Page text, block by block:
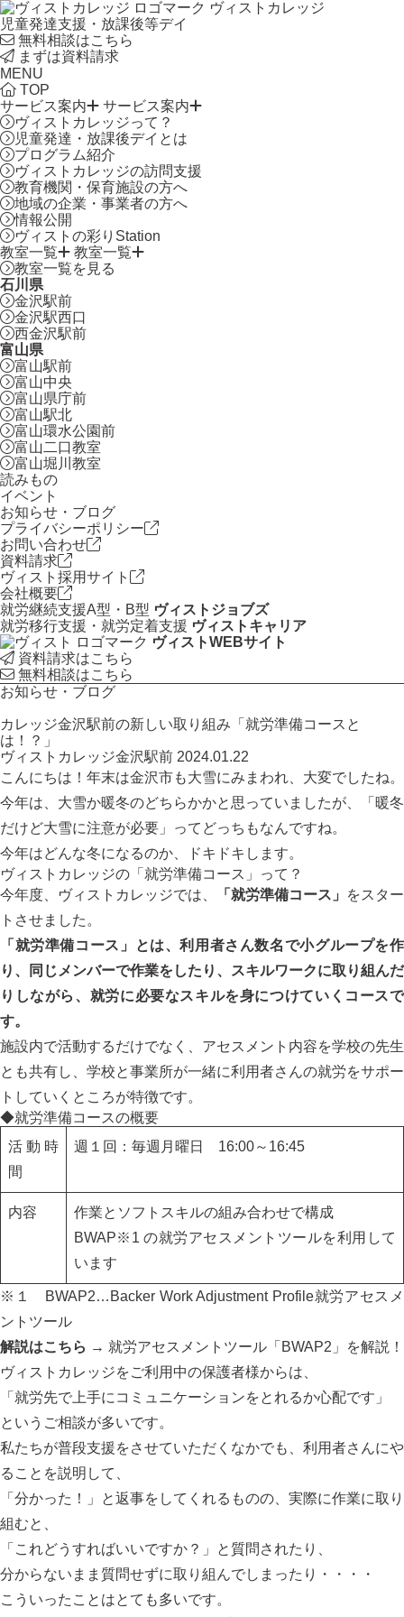
ヴィストカレッジ
児童発達支援・放課後等デイ
無料相談はこちら
まずは資料請求
MENU
TOP
サービス案内
サービス案内
ヴィストカレッジって？
児童発達・放課後デイとは
プログラム紹介
ヴィストカレッジの訪問支援
教育機関・保育施設の方へ
地域の企業・事業者の方へ
情報公開
ヴィストの彩りStation
教室一覧
教室一覧
教室一覧を見る
石川県
金沢駅前
金沢駅西口
西金沢駅前
富山県
富山駅前
富山中央
富山県庁前
富山駅北
富山環水公園前
富山二口教室
富山堀川教室
読みもの
イベント
お知らせ・ブログ
プライバシーポリシー
お問い合わせ
資料請求
ヴィスト採用サイト
会社概要
就労継続支援A型・B型 ヴィストジョブズ
就労移行支援・就労定着支援 ヴィストキャリア
ヴィストWEBサイト
資料請求はこちら
無料相談はこちら
お知らせ・ブログ
カレッジ金沢駅前の新しい取り組み「就労準備コースと
は！？」
ヴィストカレッジ金沢駅前 2024.01.22
こんにちは！年末は金沢市も大雪にみまわれ、大変でしたね。
今年は、大雪か暖冬のどちらかかと思っていましたが、「暖冬
だけど大雪に注意が必要」ってどっちもなんですね。
今年はどんな冬になるのか、ドキドキします。
ヴィストカレッジの「就労準備コース」って？
今年度、ヴィストカレッジでは、
「就労準備コース」
をスター
トさせました。
「就労準備コース」とは、利用者さん数名で小グループを作
り、同じメンバーで作業をしたり、スキルワークに取り組んだ
りしながら、就労に必要なスキルを身につけていくコースで
す。
施設内で活動するだけでなく、アセスメント内容を学校の先生
とも共有し、学校と事業所が一緒に利用者さんの就労をサポー
トしていくところが特徴です。
◆就労準備コースの概要
活動時
間
週１回：毎週月曜日 16:00～16:45
内容
作業とソフトスキルの組み合わせで構成
BWAP※1 の就労アセスメントツールを利用して
います
※１ BWAP2…Backer Work Adjustment Profile就労アセスメ
ントツール
解説はこちら → 就労アセスメントツール「BWAP2」を解説！
ヴィストカレッジをご利用中の保護者様からは、
「就労先で上手にコミュニケーションをとれるか心配です」
というご相談が多いです。
私たちが普段支援をさせていただくなかでも、利用者さんにや
ることを説明して、
「分かった！」と返事をしてくれるものの、実際に作業に取り
組むと、
「これどうすればいいですか？」と質問されたり、
分からないまま質問せずに取り組んでしまったり・・・・
こういったことはとても多いです。